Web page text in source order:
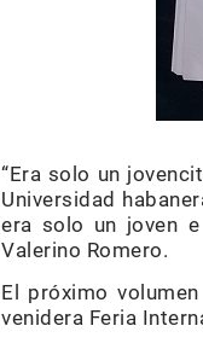
“Era solo un
Universidad
era solo un joven
Valerino Romero.
El próximo
venidera Feria